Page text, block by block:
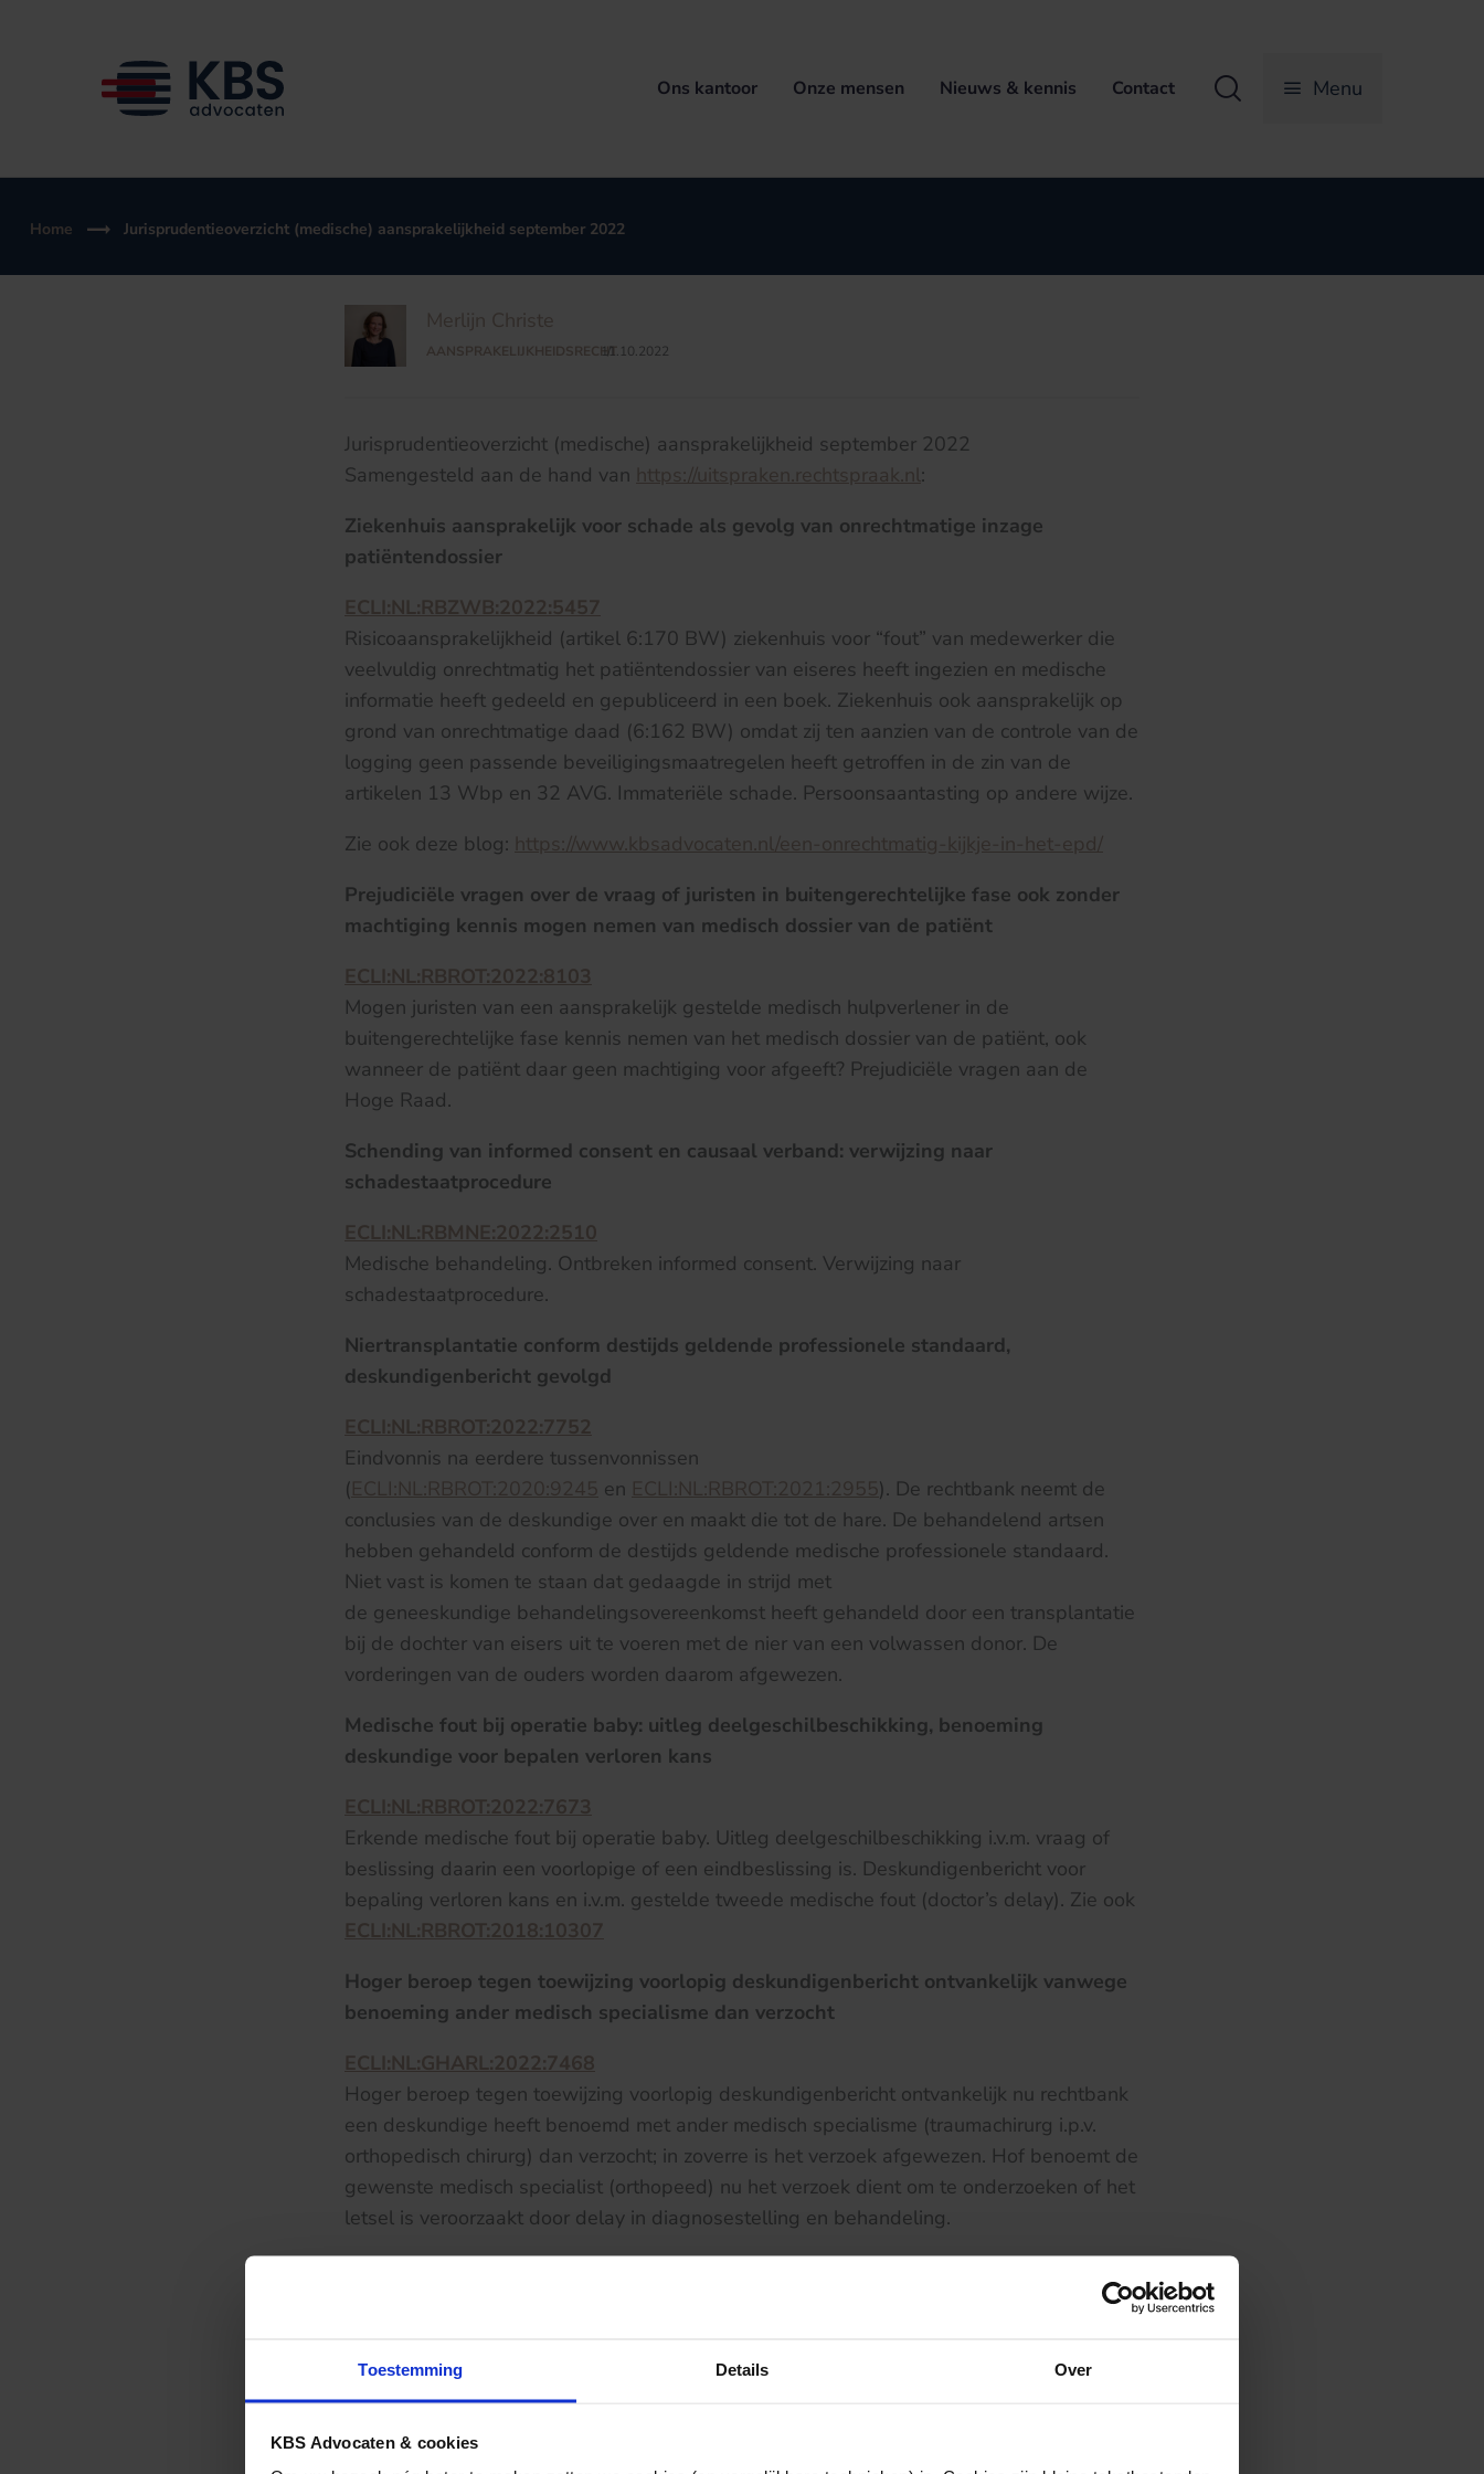
Toestemming Details Over
KBS Advocaten & cookies
Ons kantoor Onze mensen Nieuws & kennis Contact Zoeken Menu
Home Jurisprudentieoverzicht (medische) aansprakelijkheid september 2022
Merlijn Christe
AANSPRAKELIJKHEIDSRECHT
/
11.10.2022
Jurisprudentieoverzicht (medische) aansprakelijkheid september 2022
Samengesteld aan de hand van https://uitspraken.rechtspraak.nl:
Ziekenhuis aansprakelijk voor schade als gevolg van onrechtmatige inzage
patiëntendossier
ECLI:NL:RBZWB:2022:5457
Risicoaansprakelijkheid (artikel 6:170 BW) ziekenhuis voor “fout” van medewerker die
veelvuldig onrechtmatig het patiëntendossier van eiseres heeft ingezien en medische
informatie heeft gedeeld en gepubliceerd in een boek. Ziekenhuis ook aansprakelijk op
grond van onrechtmatige daad (6:162 BW) omdat zij ten aanzien van de controle van de
logging geen passende beveiligingsmaatregelen heeft getroffen in de zin van de
artikelen 13 Wbp en 32 AVG. Immateriële schade. Persoonsaantasting op andere wijze.
Zie ook deze blog: https://www.kbsadvocaten.nl/een-onrechtmatig-kijkje-in-het-epd/
Prejudiciële vragen over de vraag of juristen in buitengerechtelijke fase ook zonder
machtiging kennis mogen nemen van medisch dossier van de patiënt
ECLI:NL:RBROT:2022:8103
Mogen juristen van een aansprakelijk gestelde medisch hulpverlener in de
buitengerechtelijke fase kennis nemen van het medisch dossier van de patiënt, ook
wanneer de patiënt daar geen machtiging voor afgeeft? Prejudiciële vragen aan de
Hoge Raad.
Schending van informed consent en causaal verband: verwijzing naar
schadestaatprocedure
ECLI:NL:RBMNE:2022:2510
Medische behandeling. Ontbreken informed consent. Verwijzing naar
schadestaatprocedure.
Niertransplantatie conform destijds geldende professionele standaard,
deskundigenbericht gevolgd
ECLI:NL:RBROT:2022:7752
Eindvonnis na eerdere tussenvonnissen
(ECLI:NL:RBROT:2020:9245 en ECLI:NL:RBROT:2021:2955). De rechtbank neemt de
conclusies van de deskundige over en maakt die tot de hare. De behandelend artsen
hebben gehandeld conform de destijds geldende medische professionele standaard.
Niet vast is komen te staan dat gedaagde in strijd met
de geneeskundige behandelingsovereenkomst heeft gehandeld door een transplantatie
bij de dochter van eisers uit te voeren met de nier van een volwassen donor. De
vorderingen van de ouders worden daarom afgewezen.
Medische fout bij operatie baby: uitleg deelgeschilbeschikking, benoeming
deskundige voor bepalen verloren kans
ECLI:NL:RBROT:2022:7673
Erkende medische fout bij operatie baby. Uitleg deelgeschilbeschikking i.v.m. vraag of
beslissing daarin een voorlopige of een eindbeslissing is. Deskundigenbericht voor
bepaling verloren kans en i.v.m. gestelde tweede medische fout (doctor’s delay). Zie ook
ECLI:NL:RBROT:2018:10307
Hoger beroep tegen toewijzing voorlopig deskundigenbericht ontvankelijk vanwege
benoeming ander medisch specialisme dan verzocht
ECLI:NL:GHARL:2022:7468
Hoger beroep tegen toewijzing voorlopig deskundigenbericht ontvankelijk nu rechtbank
een deskundige heeft benoemd met ander medisch specialisme (traumachirurg i.p.v.
orthopedisch chirurg) dan verzocht; in zoverre is het verzoek afgewezen. Hof benoemt de
gewenste medisch specialist (orthopeed) nu het verzoek dient om te onderzoeken of het
letsel is veroorzaakt door delay in diagnosestelling en behandeling.
Duw is geen onrechtmatige daad, letselschade niet toerekenbaar
ECLI:NL:RBROT:2022:7267